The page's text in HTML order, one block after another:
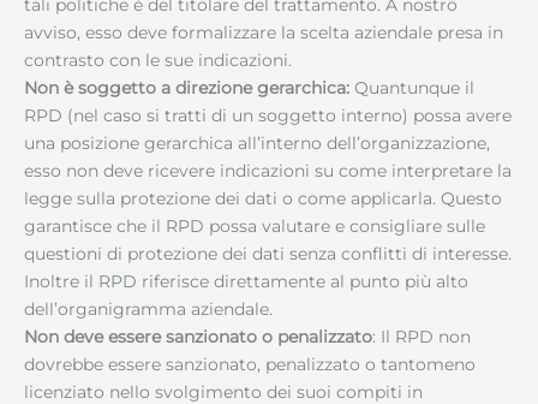
tali politiche è del titolare del trattamento. A nostro
avviso, esso deve formalizzare la scelta aziendale presa in
contrasto con le sue indicazioni.
Non è soggetto a direzione gerarchica: Quantunque il
RPD (nel caso si tratti di un soggetto interno) possa avere
una posizione gerarchica all’interno dell’organizzazione,
esso non deve ricevere indicazioni su come interpretare la
legge sulla protezione dei dati o come applicarla. Questo
garantisce che il RPD possa valutare e consigliare sulle
questioni di protezione dei dati senza conflitti di interesse.
Inoltre il RPD riferisce direttamente al punto più alto
dell’organigramma aziendale.
Non deve essere sanzionato o penalizzato: Il RPD non
dovrebbe essere sanzionato, penalizzato o tantomeno
licenziato nello svolgimento dei suoi compiti in